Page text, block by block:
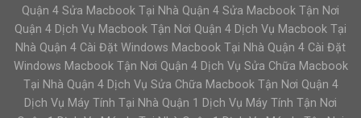
Quận 4 Sửa Macbook Tại Nhà Quận 4 Sửa Macbook Tận Nơi
Quận 4 Dịch Vụ Macbook Tận Nơi Quận 4 Dịch Vụ Macbook Tại
Nhà Quận 4 Cài Đặt Windows Macbook Tại Nhà Quận 4 Cài Đặt
Windows Macbook Tận Nơi Quận 4 Dịch Vụ Sửa Chữa Macbook
Tại Nhà Quận 4 Dịch Vụ Sửa Chữa Macbook Tận Nơi Quận 4
Dịch Vụ Máy Tính Tại Nhà Quận 1 Dịch Vụ Máy Tính Tận Nơi